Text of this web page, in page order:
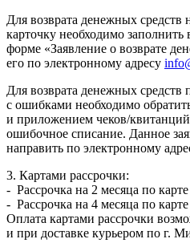
Для возврата денежных
карточку необходимо заполнить
форме «Заявление о возврате
его по электронному адресу
Для возврата денежных
с ошибками необходимо
и приложением чеков/
ошибочное списание. Данное
направить по электронному
3. Картами рассрочки:
- Рассрочка на 2 месяца по
- Рассрочка на 4 месяца по
Оплата картами рассрочки
и при доставке курьером по г.